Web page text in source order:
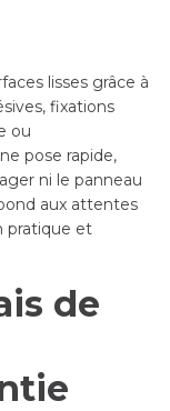
lisses grâce à
fixations
ou
pose rapide,
ni le panneau
aux attentes
pratique et
de